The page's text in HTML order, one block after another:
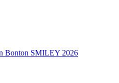
Bonton SMILEY 2026